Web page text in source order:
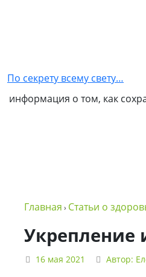
партнером
NSP
в
NSP
Политика
конфиденциальности
По секрету всему свету…
информация о том, как
Главная › Статьи о
Укрепление
16 мая 2021 Автор: